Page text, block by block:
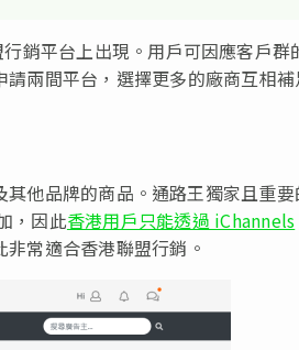
銷平台上出現。用戶可因應客戶群
兩間平台，選擇更多的廠商互相補
他品牌的商品。通路王獨家且重
，因此香港用戶只能透過 iChannels
常適合香港聯盟行銷。